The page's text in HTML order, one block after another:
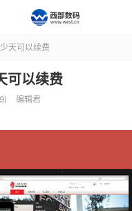
天可以续费
可以续费
编辑君